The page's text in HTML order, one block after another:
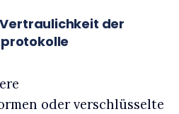
der
oder verschlüsselte